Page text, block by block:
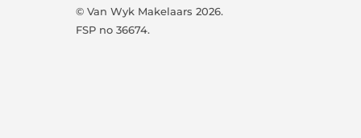
© Van Wyk Makelaars 2026.
FSP no 36674.